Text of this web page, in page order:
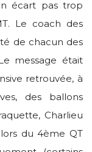
écart pas trop
Le coach des
de chacun des
message était
retrouvée, à
des ballons
Charlieu
du 4ème QT